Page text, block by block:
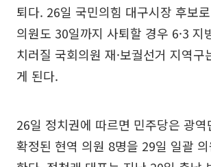
퇴다. 26일 국민의힘 대구시장 후보
의원도 30일까지 사퇴할 경우 6·3 지
치러질 국회의원 재·보궐선거 지역구
게 된다.
26일 정치권에 따르면 민주당은 광
확정된 현역 의원 8명을 29일 일괄